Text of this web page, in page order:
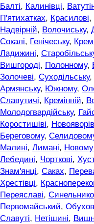
Балті, Калинівці,
П'ятихатках, Красилові,
Надвірній, Волочиську,
Сокалі, Генічеську,
Ладижині,
Вишгороді, Полонному,
Золочеві, Суходільську,
Армянську, Южному,
Славутичі, Кремінній,
Молодогвардійську,
Коростишіві,
Береговому,
Малині, Лимані, Новому
Лебедині, Чорткові,
Знам'янці, Саках,
Хрестівці,
Переяславі,
Первомайський,
Славуті, Нетішині,